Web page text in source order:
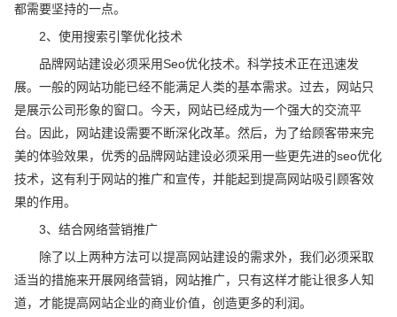
都需要坚持的一点。
2、使用搜索引擎优化技术
品牌网站建设必须采用Seo优化技术。科学技术正在迅速发
展。一般的网站功能已经不能满足人类的基本需求。过去，网站只
是展示公司形象的窗口。今天，网站已经成为一个强大的交流平
台。因此，网站建设需要不断深化改革。然后，为了给顾客带来完
美的体验效果，优秀的品牌网站建设必须采用一些更先进的seo优化
技术，这有利于网站的推广和宣传，并能起到提高网站吸引顾客效
果的作用。
3、结合网络营销推广
除了以上两种方法可以提高网站建设的需求外，我们必须采取
适当的措施来开展网络营销，网站推广，只有这样才能让很多人知
道，才能提高网站企业的商业价值，创造更多的利润。